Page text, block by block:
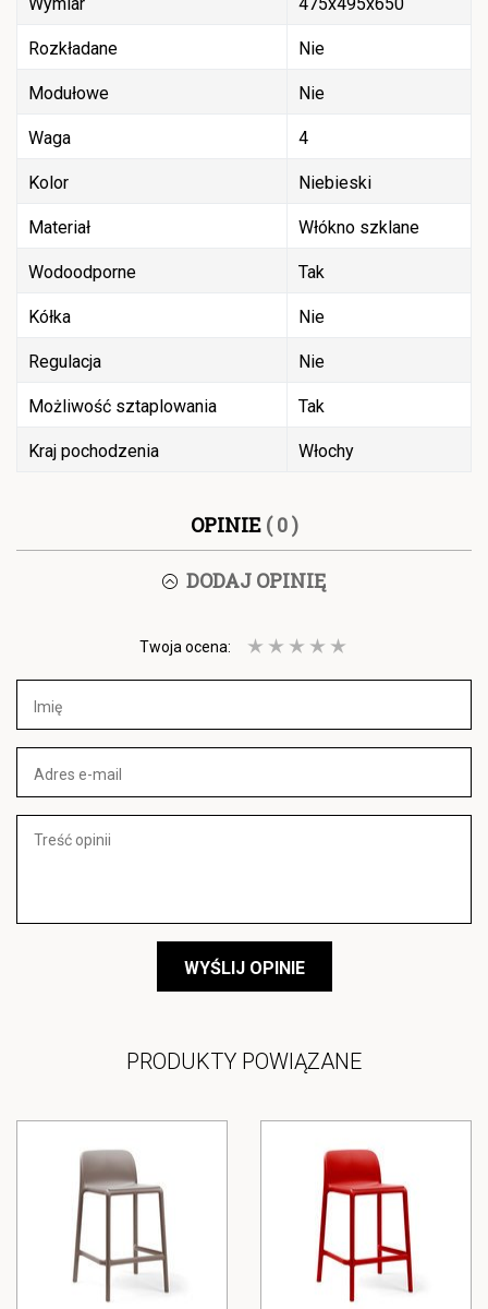
Rozkładane Nie
Modułowe Nie
Waga 4
Kolor Niebieski
Materiał Włókno szklane
Wodoodporne Tak
Kółka Nie
Regulacja Nie
Możliwość sztaplowania Tak
Kraj pochodzenia Włochy
OPINIE ( 0 )
DODAJ OPINIĘ
Twoja ocena:
WYŚLIJ OPINIE
PRODUKTY POWIĄZANE